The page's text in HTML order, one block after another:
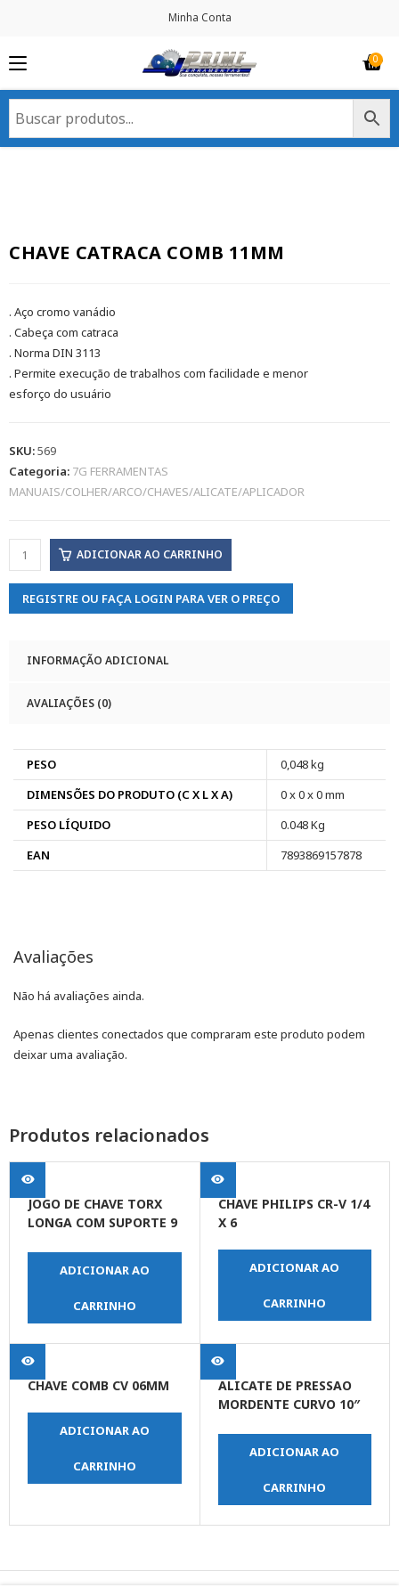
Minha Conta
CHAVE CATRACA COMB 11MM
. Aço cromo vanádio
. Cabeça com catraca
. Norma DIN 3113
. Permite execução de trabalhos com facilidade e menor
esforço do usuário
SKU:569
Categoria: 7G FERRAMENTAS
MANUAIS/COLHER/ARCO/CHAVES/ALICATE/APLICADOR
ADICIONAR AO CARRINHO
REGISTRE OU FAÇA LOGIN PARA VER O PREÇO
INFORMAÇÃO ADICIONAL
AVALIAÇÕES (0)
PESO
0,048 kg
DIMENSÕES DO PRODUTO (C X L X A)
0 x 0 x 0 mm
PESO LÍQUIDO
0.048 Kg
EAN
7893869157878
Avaliações
Não há avaliações ainda.
Apenas clientes conectados que compraram este produto podem
deixar uma avaliação.
Produtos relacionados
JOGO DE CHAVE TORX
LONGA COM SUPORTE 9
ADICIONAR AO
CARRINHO
CHAVE PHILIPS CR-V 1/4
X 6
ADICIONAR AO
CARRINHO
CHAVE COMB CV 06MM
ADICIONAR AO
CARRINHO
ALICATE DE PRESSAO
MORDENTE CURVO 10″
ADICIONAR AO
CARRINHO